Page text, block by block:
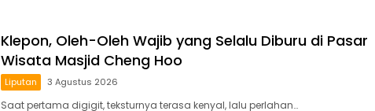
Klepon, Oleh-Oleh Wajib yang Selalu Diburu di Pasar
Wisata Masjid Cheng Hoo
Liputan 3 Agustus 2026
Saat pertama digigit, teksturnya terasa kenyal, lalu perlahan…